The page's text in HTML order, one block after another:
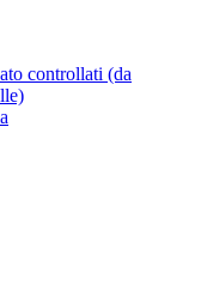
controllati (da